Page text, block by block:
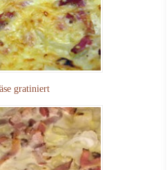
gratiniert